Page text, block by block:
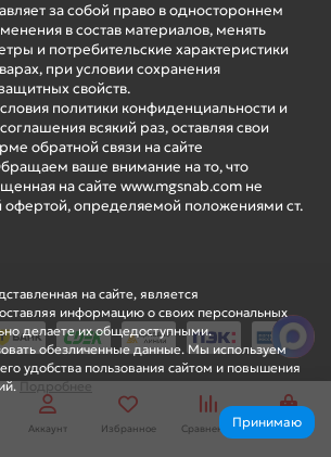
на сайте, является
информацию о своих персональных
делаете их общедоступными.
обезличенные данные. Мы используем
удобства пользования сайтом и повышения
Подробнее
Принимаю
за собой право в одностороннем
в состав материалов, менять
и потребительские характеристики
при условии сохранения
свойств.
политики конфиденциальности и
всякий раз, оставляя свои
обратной связи на сайте
ваше внимание на то, что
на сайте www.mgsnab.com не
офертой, определяемой положениями ст.
Аккаунт Избранное Сравнение Корзина